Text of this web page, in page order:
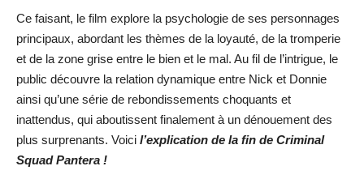
Ce faisant, le film explore la psychologie de ses personnages
principaux, abordant les thèmes de la loyauté, de la tromperie
et de la zone grise entre le bien et le mal. Au fil de l’intrigue, le
public découvre la relation dynamique entre Nick et Donnie
ainsi qu’une série de rebondissements choquants et
inattendus, qui aboutissent finalement à un dénouement des
plus surprenants. Voici l’explication de la fin de Criminal
Squad Pantera !